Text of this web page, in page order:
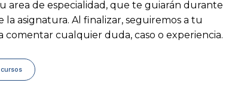
area de especialidad, que te guiarán durante
la asignatura. Al finalizar, seguiremos a tu
comentar cualquier duda, caso o experiencia.
cursos